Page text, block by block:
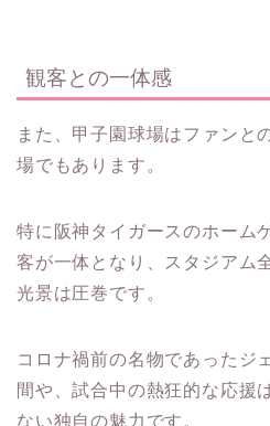
観客との一体感
また、甲子園球場はファンと
場でもあります。
特に阪神タイガースのホーム
客が一体となり、スタジアム
光景は圧巻です。
コロナ禍前の名物であったジ
間や、試合中の熱狂的な応援
ない独自の魅力です。